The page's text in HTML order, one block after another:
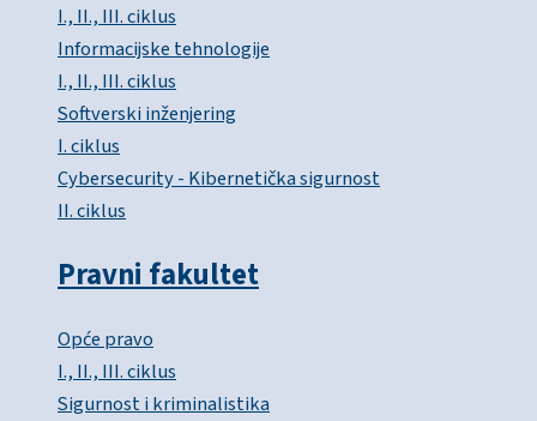
I., II., III. ciklus
Informacijske tehnologije
I., II., III. ciklus
Softverski inženjering
I. ciklus
Cybersecurity - Kibernetička sigurnost
II. ciklus
Pravni fakultet
Opće pravo
I., II., III. ciklus
Sigurnost i kriminalistika